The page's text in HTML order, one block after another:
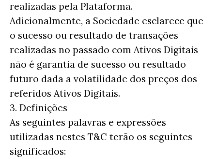
realizadas pela Plataforma.
Adicionalmente, a Sociedade esclarece que
o sucesso ou resultado de transações
realizadas no passado com Ativos Digitais
não é garantia de sucesso ou resultado
futuro dada a volatilidade dos preços dos
referidos Ativos Digitais.
3. Definições
As seguintes palavras e expressões
utilizadas nestes T&C terão os seguintes
significados: